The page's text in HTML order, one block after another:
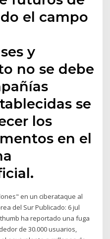
el campo
y
no se debe
se
los
en el
en un ciberataque al
del Sur Publicado: 6 jul
ha reportado una fuga
de 30.000 usuarios,